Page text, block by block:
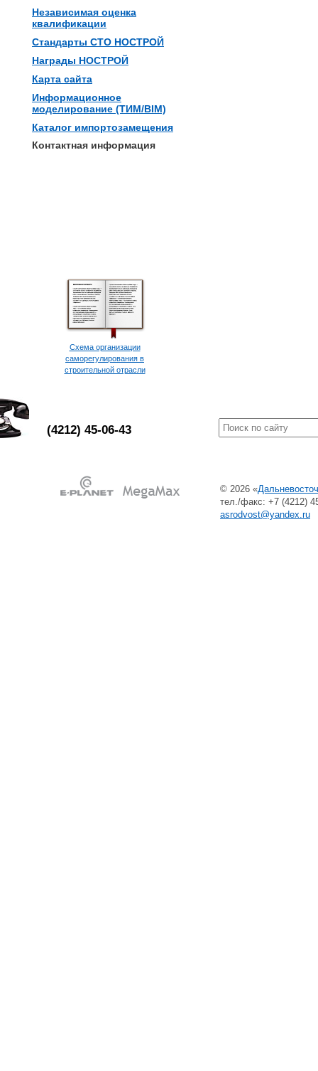
Независимая оценка
квалификации
Стандарты СТО НОСТРОЙ
Награды НОСТРОЙ
Карта сайта
Информационное
моделирование (ТИМ/BIM)
Каталог импортозамещения
Контактная информация
Схема организации
саморегулирования в
строительной отрасли
(4212) 45-06-43
© 2026 «
тел./факс: +7 (4212)
asrodvost@yandex.ru